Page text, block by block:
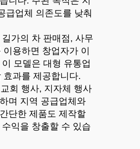
급업체 의존도를 낮춰
가의 차 판매점, 사무
용하면 창업자가 이
모델은 대형 유통업
과를 제공합니다.
회 행사, 지자체 행사
며 지역 공급업체와
단한 제품도 제작할
익을 창출할 수 있습